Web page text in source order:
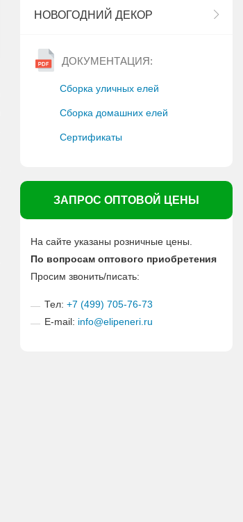
НОВОГОДНИЙ ДЕКОР
ДОКУМЕНТАЦИЯ:
Сборка уличных елей
Сборка домашних елей
Сертификаты
ЗАПРОС ОПТОВОЙ ЦЕНЫ
На сайте указаны розничные цены.
По вопросам оптового приобретения
Просим звонить/писать:
Тел: +7 (499) 705-76-73
E-mail: info@elipeneri.ru